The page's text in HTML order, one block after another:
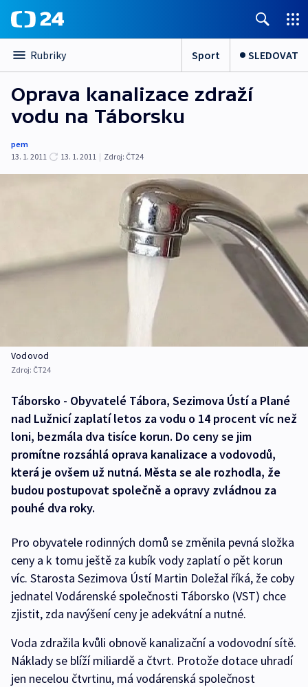
Rubriky Sport SLEDOVAT
Oprava kanalizace zdraží
vodu na Táborsku
pem
13. 1. 2011
13. 1. 2011 | Zdroj: ČT24
Vodovod
Zdroj: ČT24
Táborsko - Obyvatelé Tábora, Sezimova Ústí a Plané
nad Lužnicí zaplatí letos za vodu o 14 procent víc než
loni, bezmála dva tisíce korun. Do ceny se jim
promítne rozsáhlá oprava kanalizace a vodovodů,
která je ovšem už nutná. Města se ale rozhodla, že
budou postupovat společně a opravy zvládnou za
pouhé dva roky.
Pro obyvatele rodinných domů se změnila pevná složka
ceny a k tomu ještě za kubík vody zaplatí o pět korun
víc. Starosta Sezimova Ústí Martin Doležal říká, že coby
jednatel Vodárenské společnosti Táborsko (VST) chce
zjistit, zda navýšení ceny je adekvátní a nutné.
Voda zdražila kvůli obnově kanalizační a vodovodní sítě.
Náklady se blíží miliardě a čtvrt. Protože dotace uhradí
jen necelou čtvrtinu, má vodárenská společnost